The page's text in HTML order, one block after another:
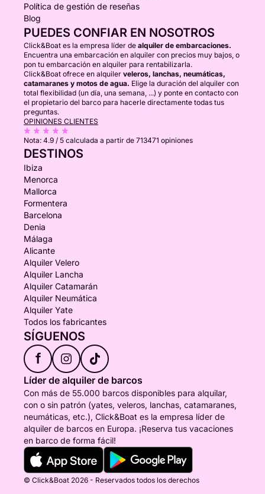
Política de gestión de reseñas
Blog
PUEDES CONFIAR EN NOSOTROS
Click&Boat es la empresa líder de alquiler de embarcaciones.
Encuentra una embarcación en alquiler con precios muy bajos, o
pon tu embarcación en alquiler para rentabilizarla.
Click&Boat ofrece en alquiler veleros, lanchas, neumáticas,
catamaranes y motos de agua. Elige la duración del alquiler con
total flexibilidad (un día, una semana, ...) y ponte en contacto con
el propietario del barco para hacerle directamente todas tus
preguntas.
OPINIONES CLIENTES
Nota: 4.9 / 5 calculada a partir de 713471 opiniones
DESTINOS
Ibiza
Menorca
Mallorca
Formentera
Barcelona
Denia
Málaga
Alicante
Alquiler Velero
Alquiler Lancha
Alquiler Catamarán
Alquiler Neumática
Alquiler Yate
Todos los fabricantes
SÍGUENOS
f
Líder de alquiler de barcos
Con más de 55.000 barcos disponibles para alquilar,
con o sin patrón (yates, veleros, lanchas, catamaranes,
neumáticas, etc.), Click&Boat es la empresa líder de
alquiler de barcos en Europa. ¡Reserva tus vacaciones
en barco de forma fácil!
© Click&Boat 2026 - Reservados todos los derechos